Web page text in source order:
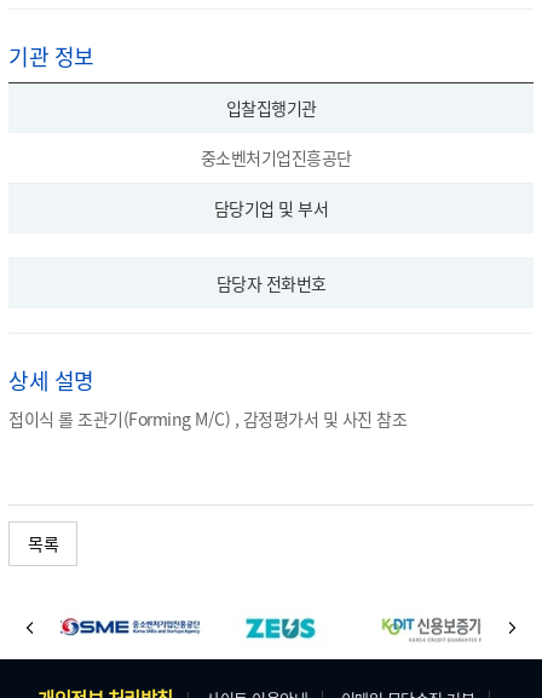
기관 정보
입찰집행기관
중소벤처기업진흥공단
담당기업 및 부서
담당자 전화번호
상세 설명
접이식 롤 조관기(Forming M/C) , 감정평가서 및 사진 참조
목록
로 이
전
다
음